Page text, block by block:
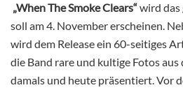
„When The Smoke Clears“wird das
soll am 4. November erscheinen.
wird dem Release ein 60-seitiges
die Band rare und kultige Fotos aus
damals und heute präsentiert. Vor